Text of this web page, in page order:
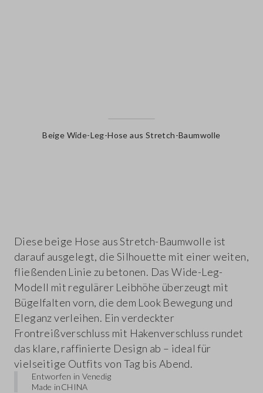
Beige Wide-Leg-Hose aus Stretch-Baumwolle
Diese beige Hose aus Stretch-Baumwolle ist
darauf ausgelegt, die Silhouette mit einer weiten,
fließenden Linie zu betonen. Das Wide-Leg-
Modell mit regulärer Leibhöhe überzeugt mit
Bügelfalten vorn, die dem Look Bewegung und
Eleganz verleihen. Ein verdeckter
Frontreißverschluss mit Hakenverschluss rundet
das klare, raffinierte Design ab – ideal für
vielseitige Outfits von Tag bis Abend.
Entworfen in Venedig
Made inCHINA